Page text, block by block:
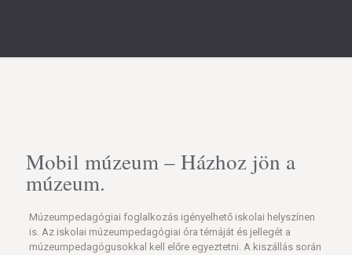
Mobil múzeum – Házhoz jön a
múzeum.
Múzeumpedagógiai foglalkozás igényelhető iskolai helyszínen
is. Az iskolai múzeumpedagógiai óra témáját és jellegét a
múzeumpedagógusokkal kell előre egyeztetni. A kiszállás során